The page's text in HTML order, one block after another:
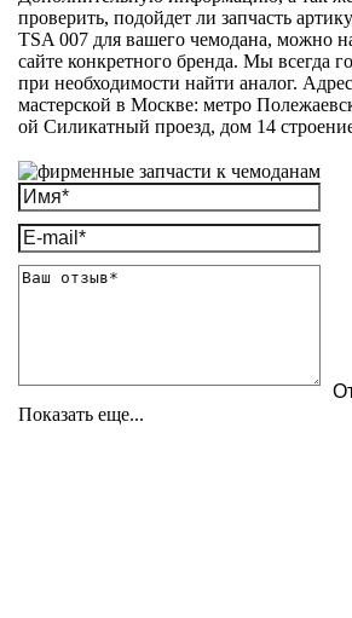
проверить, подойдет ли запчасть
TSA 007 для вашего чемодана, можно
сайте конкретного бренда. Мы всегда
при необходимости найти аналог.
мастерской в Москве: метро
ой Силикатный проезд, дом 14
Показать еще...